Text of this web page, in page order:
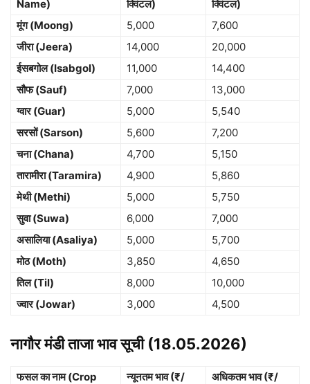
Name)
क्विंटल)
क्विंटल)
मूंग (Moong)
5,000
7,600
जीरा (Jeera)
14,000
20,000
ईसबगोल (Isabgol)
11,000
14,400
सौफ (Sauf)
7,000
13,000
ग्वार (Guar)
5,000
5,540
सरसों (Sarson)
5,600
7,200
चना (Chana)
4,700
5,150
तारामीरा (Taramira)
4,900
5,860
मेथी (Methi)
5,000
5,750
सुवा (Suwa)
6,000
7,000
असालिया (Asaliya)
5,000
5,700
मोठ (Moth)
3,850
4,650
तिल (Til)
8,000
10,000
ज्वार (Jowar)
3,000 4,500
नागौर मंडी ताजा भाव सूची (18.05.2026)
फसल का नाम (Crop
न्यूनतम भाव (₹/
अधिकतम भाव (₹/